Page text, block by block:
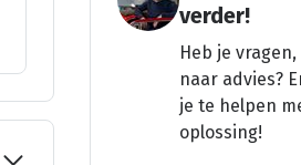
verder!
Heb je
naar advies?
je te helpen
oplossing!